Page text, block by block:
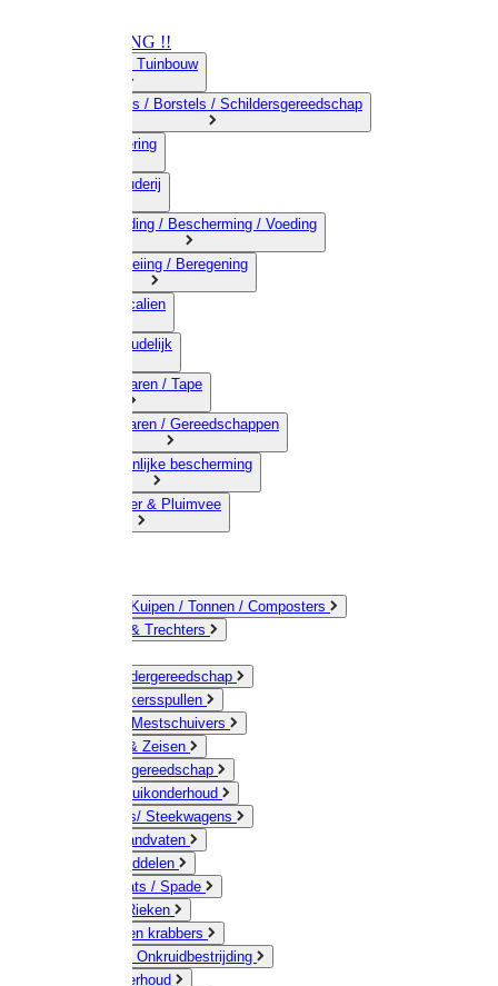
OPRUIMING !!
01) Land-& Tuinbouw
02) Bezems / Borstels / Schildersgereedschap
03) Afrastering
04) Veehouderij
05) Bestrijding / Bescherming / Voeding
06) Besproeiing / Beregening
07) Chemicalien
08) Huishoudelijk
09) Touwwaren / Tape
10) IJzerwaren / Gereedschappen
11) Persoonlijke bescherming
12) Kleindier & Pluimvee
Emmers / Kuipen / Tonnen / Composters
Jerrycans & Trechters
Hand-/ Kindergereedschap
Stratenmakersspullen
Sneeuw- / Mestschuivers
Baggeren & Zeisen
Elektrisch gereedschap
Boom / Struikonderhoud
Kruiwagens/ Steekwagens
Stelen / Handvaten
Tuinhulpmiddelen
Schop / Bats / Spade
Vorken & Rieken
Cultivator en krabbers
Schoffels / Onkruidbestrijding
Gazononderhoud